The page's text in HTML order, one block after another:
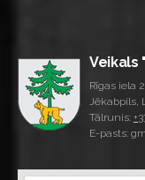
Veikals
Rīgas iela
Jēkabpils,
Tālrunis:
E-pasts: